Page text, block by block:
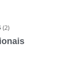
(2)